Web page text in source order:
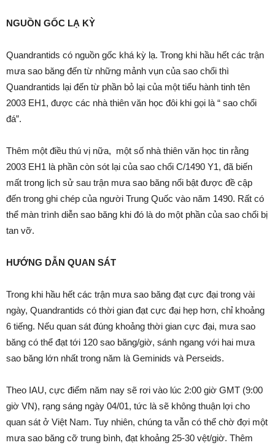
NGUỒN GỐC LẠ KỲ
Quandrantids có nguồn gốc khá kỳ lạ. Trong khi hầu hết các trận
mưa sao băng đến từ những mảnh vụn của sao chổi thì
Quandrantids lại đến từ phần bỏ lại của một tiểu hành tinh tên
2003 EH1, được các nhà thiên văn học đôi khi gọi là “ sao chổi
đá”.
Thêm một điều thú vị nữa, một số nhà thiên văn học tin rằng
2003 EH1 là phần còn sót lại của sao chổi C/1490 Y1, đã biến
mất trong lịch sử sau trận mưa sao băng nổi bật được đề cập
đến trong ghi chép của người Trung Quốc vào năm 1490. Rất có
thể màn trình diễn sao băng khi đó là do một phần của sao chổi bị
tan vỡ.
HƯỚNG DẪN QUAN SÁT
Trong khi hầu hết các trận mưa sao băng đạt cực đại trong vài
ngày, Quandrantids có thời gian đạt cực đại hẹp hơn, chỉ khoảng
6 tiếng. Nếu quan sát đúng khoảng thời gian cực đại, mưa sao
băng có thể đạt tới 120 sao băng/giờ, sánh ngang với hai mưa
sao băng lớn nhất trong năm là Geminids và Perseids.
Theo IAU, cực điểm năm nay sẽ rơi vào lúc 2:00 giờ GMT (9:00
giờ VN), rạng sáng ngày 04/01, tức là sẽ không thuận lợi cho
quan sát ở Việt Nam. Tuy nhiên, chúng ta vẫn có thể chờ đợi một
mưa sao băng cỡ trung bình, đạt khoảng 25-30 vệt/giờ. Thêm